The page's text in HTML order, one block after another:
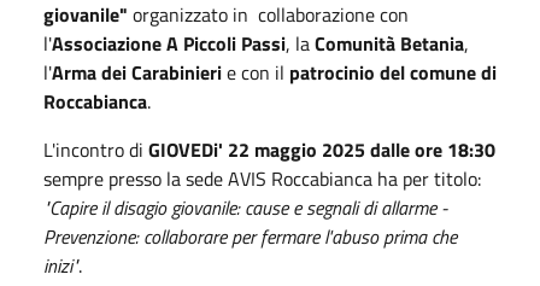
giovanile" organizzato in collaborazione con
l'Associazione A Piccoli Passi, laComunità Betania,
l'Arma dei Carabinierie con il patrocinio del comune di
Roccabianca.
L'incontro di GIOVEDi' 22 maggio 2025 dalle ore 18:30
sempre presso la sede AVIS Roccabianca ha per titolo:
"Capire il disagio giovanile: cause e segnali di allarme -
Prevenzione: collaborare per fermare l'abuso prima che
inizi".